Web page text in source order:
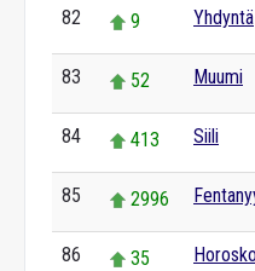
82 9 Yhdyntä
83 52 Muumi
84 413 Siili
85 2996
86 35